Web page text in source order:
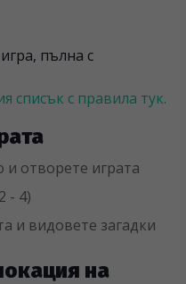
пълна с
списък с правила тук.
и отворете играта
- 4)
и видовете загадки
на